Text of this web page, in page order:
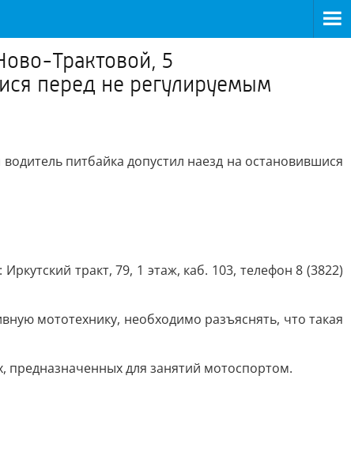
Трактовой, 5
перед не регулируемым
питбайка допустил наезд на остановившися
тракт, 79, 1 этаж, каб. 103, телефон 8 (3822)
мототехнику, необходимо разъяснять, что такая
предназначенных для занятий мотоспортом.